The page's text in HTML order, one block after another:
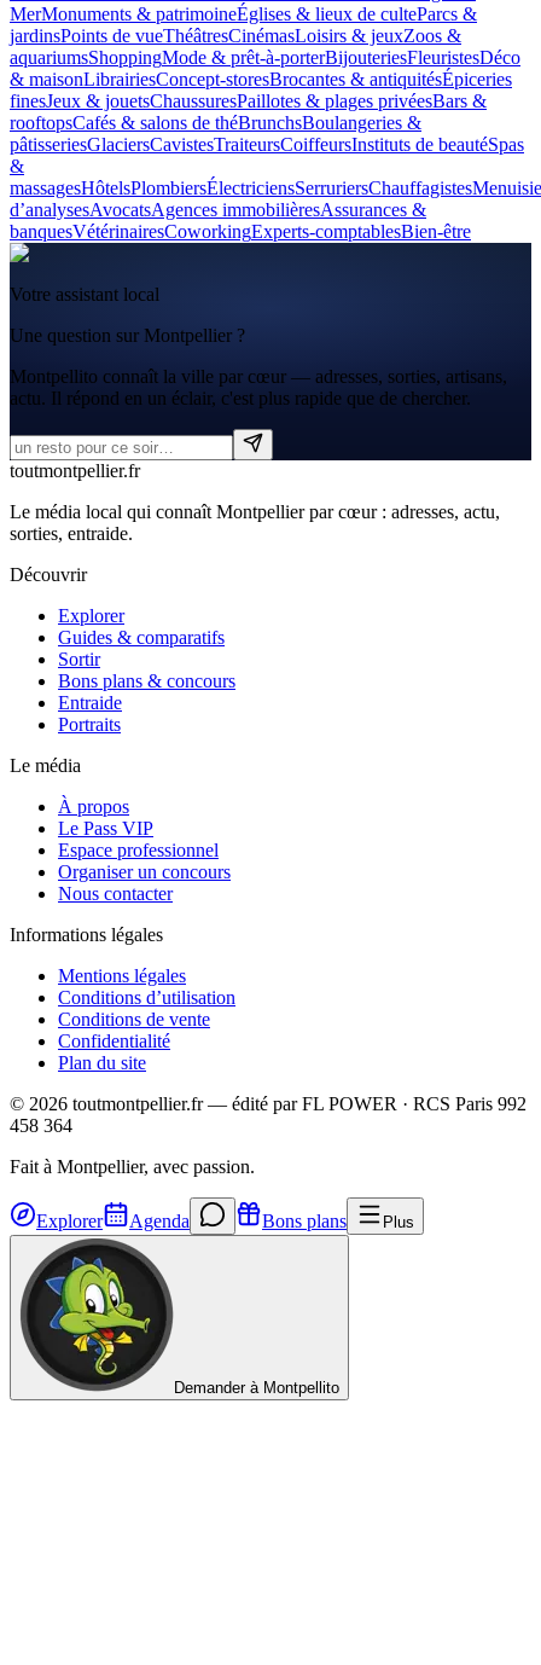
MerMonuments & patrimoineÉglises & lieux de culteParcs &
jardinsPoints de vueThéâtresCinémasLoisirs & jeuxZoos &
aquariumsShoppingMode & prêt-à-porterBijouteriesFleuristesDéco
& maisonLibrairiesConcept-storesBrocantes & antiquitésÉpiceries
finesJeux & jouetsChaussuresPaillotes & plages privéesBars &
rooftopsCafés & salons de théBrunchsBoulangeries &
pâtisseriesGlaciersCavistesTraiteursCoiffeursInstituts de beautéSpas
&
massagesHôtelsPlombiersÉlectriciensSerruriersChauffagistes
d’analysesAvocatsAgences immobilièresAssurances &
banquesVétérinairesCoworkingExperts-comptablesBien-être
Votre assistant local
Une question sur Montpellier ?
Montpellito connaît la ville par cœur — adresses, sorties, artisans,
actu. Il répond en un éclair, c'est plus rapide que de chercher.
toutmontpellier.fr
Le média local qui connaît Montpellier par cœur : adresses, actu,
sorties, entraide.
Découvrir
Explorer
Guides & comparatifs
Sortir
Bons plans & concours
Entraide
Portraits
Le média
À propos
Le Pass VIP
Espace professionnel
Organiser un concours
Nous contacter
Informations légales
Mentions légales
Conditions d’utilisation
Conditions de vente
Confidentialité
Plan du site
© 2026 toutmontpellier.fr — édité parFL POWER · RCS Paris 992
458 364
Fait à Montpellier, avec passion.
Explorer Agenda Bons plans Plus
Demander à Montpellito